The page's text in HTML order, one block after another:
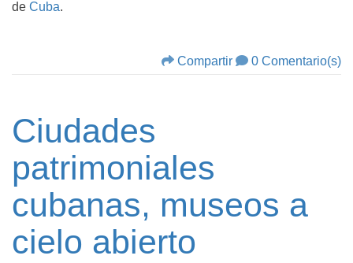
de Cuba.
Compartir 0 Comentario(s)
Ciudades
patrimoniales
cubanas, museos a
cielo abierto